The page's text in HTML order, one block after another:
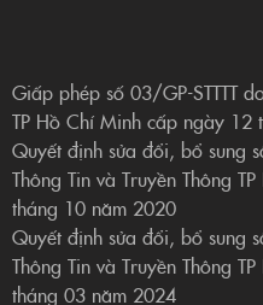
Giấp phép số 03/GP-STTTT
TP Hồ Chí Minh cấp ngày 12
Quyết định sửa đổi, bổ sung
Thông Tin và Truyền Thông
tháng 10 năm 2020
Quyết định sửa đổi, bổ sung
Thông Tin và Truyền Thông
tháng 03 năm 2024